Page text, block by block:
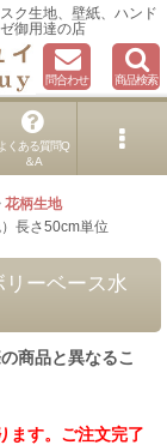
ク生地、壁紙、ハンド
御用達の店
問合わせ 商品検索
よくある質問Q
＆A
花柄生地
長さ50cm単位
リーベース水
商品と異なるこ
ます。ご注文完了